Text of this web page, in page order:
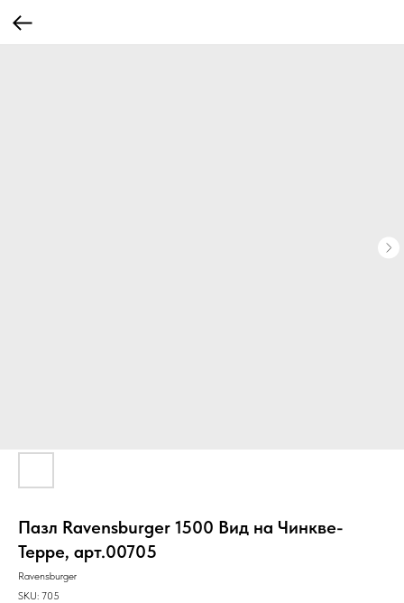
Пазл Ravensburger 1500 Вид на Чинкве-
Терре, арт.00705
Ravensburger
SKU: 705